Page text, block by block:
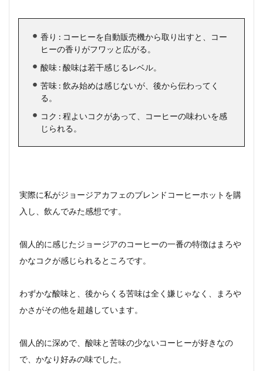
香り : コーヒーを自動販売機から取り出すと、コー
ヒーの香りがフワッと広がる。
酸味 : 酸味は若干感じるレベル。
苦味 : 飲み始めは感じないが、後から伝わってく
る。
コク : 程よいコクがあって、コーヒーの味わいを感
じられる。
実際に私がジョージアカフェのブレンドコーヒーホットを購
入し、飲んでみた感想です。
個人的に感じたジョージアのコーヒーの一番の特徴はまろや
かなコクが感じられるところです。
わずかな酸味と、後からくる苦味は全く嫌じゃなく、まろや
かさがその他を超越しています。
個人的に深めで、酸味と苦味の少ないコーヒーが好きなの
で、かなり好みの味でした。